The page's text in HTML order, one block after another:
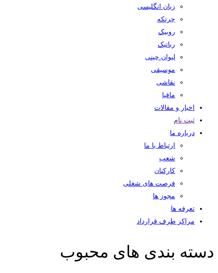
زبان انگلیسی
چرتکه
روبیک
رباتیک
لیوان چینی
موسیقی
نقاشی
مافیا
اخبار و مقالات
ثبت نام
درباره ما
ارتباط با ما
شعب
کارکنان
فرصت های شغلی
مجوز ها
تعرفه ها
مراکز طرف قرارداد
دسته بندی های محبوب